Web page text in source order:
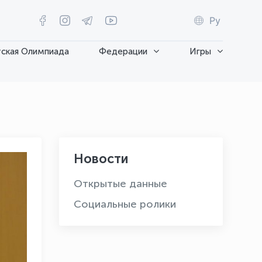
Ру
Олимпиада Федерации Игры
Новости
Открытые данные
Социальные ролики